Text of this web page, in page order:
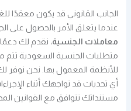
الجانب القانوني قد يكون معقدًا
عندما يتعلق الأمر بالحصول على
معاملات الجنسية، نقدم لك دعمًا
متطلبات الجنسية السعودية
للأنظمة المعمول بها. نحن نوفر لك
أي تحديات قد تواجهك أثناء
مستنداتك تتوافق مع القوانين